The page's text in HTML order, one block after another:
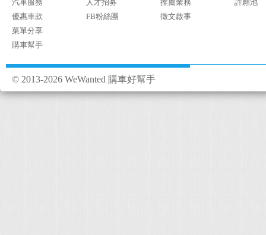
汽車服務
優惠車款
菜單分享
購車幫手
人才招募
FB粉絲團
推薦業務
徵文啟事
許願池
© 2013-2026 WeWanted 購車好幫手